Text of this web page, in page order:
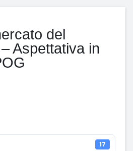
del
Aspettativa in
17